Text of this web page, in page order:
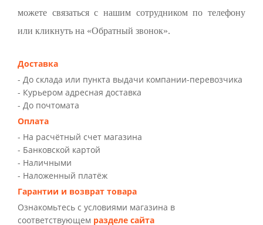
можете связаться с нашим сотрудником по телефону
или кликнуть на «Обратный звонок».
Доставка
- До склада или пункта выдачи компании-перевозчика
- Курьером адресная доставка
- До почтомата
Оплата
- На расчётный счет магазина
- Банковской картой
- Наличными
- Наложенный платёж
Гарантии и возврат товара
Ознакомьтесь с условиями магазина в
соответствующем разделе сайта